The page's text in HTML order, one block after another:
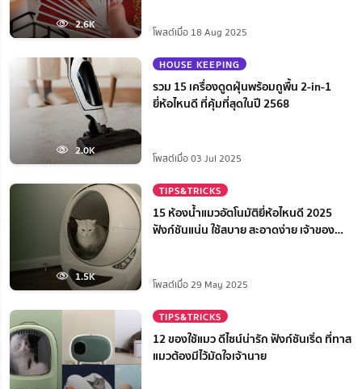
2.6K
โพสต์เมื่อ 18 Aug 2025
2.0K
HOUSE KEEPING
รวม 15 เครื่องดูดฝุ่นพร้อมถูพื้น 2-in-1
ยี่ห้อไหนดี ที่คุ้มที่สุดในปี 2568
โพสต์เมื่อ 03 Jul 2025
1.5K
TIPS&TRICKS
15 ห้องน้ำแมวอัตโนมัติยี่ห้อไหนดี 2025
ฟังก์ชันแน่น ใช้สบาย สะอาดง่าย เจ้าของ
โพสต์เมื่อ 29 May 2025
TIPS&TRICKS
12 ของใช้แมว ดีไซน์น่ารัก ฟังก์ชันเริ่ด ที่ทาส
แมวต้องมีไว้มัดใจเจ้านาย